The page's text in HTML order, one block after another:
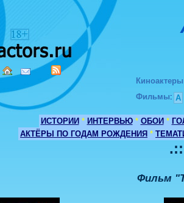
Киноактеры
Фильмы: А
ИСТОРИИ * ИНТЕРВЬЮ * ОБОИ *
АКТЁРЫ ПО ГОДАМ РОЖДЕНИЯ *
Фильм